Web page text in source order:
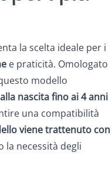
la scelta ideale per i
e praticità. Omologato
modello
nascita fino ai 4 anni
una compatibilità
viene trattenuto con
la necessità degli